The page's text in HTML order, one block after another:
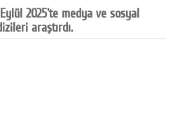
2025'te medya ve sosyal
araştırdı.